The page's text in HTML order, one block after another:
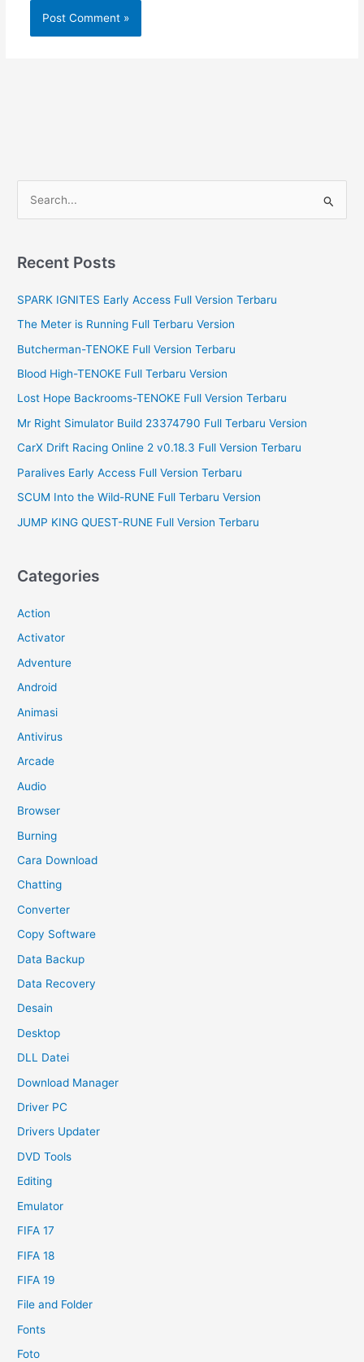
r
h
f
o
Recent Posts
SPARK IGNITES Early Access Full Version Terbaru
The Meter is Running Full Terbaru Version
Butcherman-TENOKE Full Version Terbaru
Blood High-TENOKE Full Terbaru Version
Lost Hope Backrooms-TENOKE Full Version Terbaru
Mr Right Simulator Build 23374790 Full Terbaru Version
CarX Drift Racing Online 2 v0.18.3 Full Version Terbaru
Paralives Early Access Full Version Terbaru
SCUM Into the Wild-RUNE Full Terbaru Version
JUMP KING QUEST-RUNE Full Version Terbaru
Categories
Action
Activator
Adventure
Android
Animasi
Antivirus
Arcade
Audio
Browser
Burning
Cara Download
Chatting
Converter
Copy Software
Data Backup
Data Recovery
Desain
Desktop
DLL Datei
Download Manager
Driver PC
Drivers Updater
DVD Tools
Editing
Emulator
FIFA 17
FIFA 18
FIFA 19
File and Folder
Fonts
Foto